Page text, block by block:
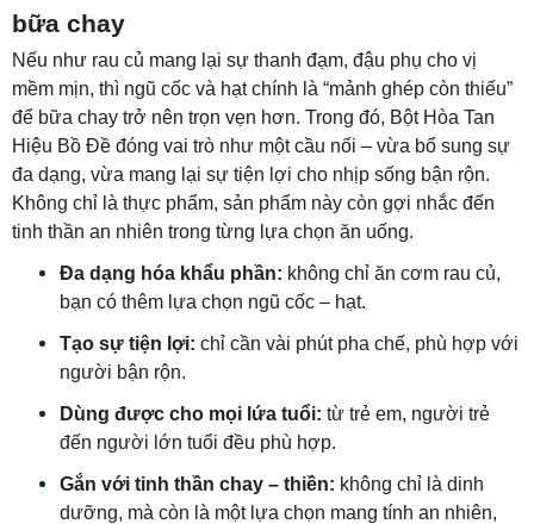
bữa chay
Nếu như rau củ mang lại sự thanh đạm, đậu phụ cho vị
mềm mịn, thì ngũ cốc và hạt chính là “mảnh ghép còn thiếu”
để bữa chay trở nên trọn vẹn hơn. Trong đó, Bột Hòa Tan
Hiệu Bồ Đề đóng vai trò như một cầu nối – vừa bổ sung sự
đa dạng, vừa mang lại sự tiện lợi cho nhịp sống bận rộn.
Không chỉ là thực phẩm, sản phẩm này còn gợi nhắc đến
tinh thần an nhiên trong từng lựa chọn ăn uống.
Đa dạng hóa khẩu phần: không chỉ ăn cơm rau củ,
bạn có thêm lựa chọn ngũ cốc – hạt.
Tạo sự tiện lợi: chỉ cần vài phút pha chế, phù hợp với
người bận rộn.
Dùng được cho mọi lứa tuổi: từ trẻ em, người trẻ
đến người lớn tuổi đều phù hợp.
Gắn với tinh thần chay – thiền: không chỉ là dinh
dưỡng, mà còn là một lựa chọn mang tính an nhiên,